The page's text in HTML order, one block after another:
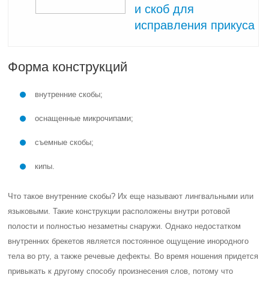
и скоб для
исправления прикуса
Форма конструкций
внутренние скобы;
оснащенные микрочипами;
съемные скобы;
кипы.
Что такое внутренние скобы? Их еще называют лингвальными или
языковыми. Такие конструкции расположены внутри ротовой
полости и полностью незаметны снаружи. Однако недостатком
внутренних брекетов является постоянное ощущение инородного
тела во рту, а также речевые дефекты. Во время ношения придется
привыкать к другому способу произнесения слов, потому что